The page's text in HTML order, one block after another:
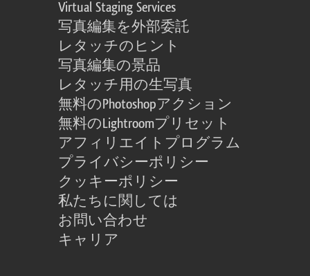
Virtual Staging Services
写真編集を外部委託
レタッチのヒント
写真編集の景品
レタッチ用の生写真
無料のPhotoshopアクション
無料のLightroomプリセット
アフィリエイトプログラム
プライバシーポリシー
クッキーポリシー
私たちに関しては
お問い合わせ
キャリア